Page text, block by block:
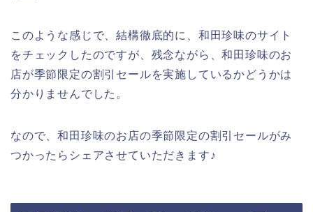
このような感じで、結構徹底的に、和田珍味のサイト
をチェックしたのですが、残念ながら、和田珍味のお
店が季節限定の割引セールを実施しているかどうかは
分かりませんでした。
なので、和田珍味のお店の季節限定の割引セールがみ
つかったらシェアさせていただきます♪